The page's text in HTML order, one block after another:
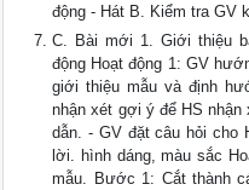
động - Hát B. Kiểm tra GV
C. Bài mới 1. Giới thiệu
động Hoạt động 1: GV
giới thiệu mẫu và định
nhận xét gợi ý để HS
dẫn. - GV đặt câu hỏi cho
lời. hình dáng, màu sắc
mẫu. Bước 1: Cắt thành